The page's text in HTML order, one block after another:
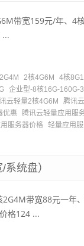
带宽159元/年、4
...
2核4G6M 4核
企业型-8核16G-160G-
云轻量2核4G6M 腾讯
优惠 腾讯云轻量应用服
服务器价格 轻量应用
统盘）
带宽88元一年
格124 ...